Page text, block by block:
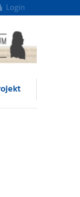
Login